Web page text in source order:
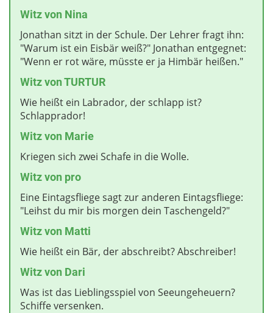
Witz von Nina
Jonathan sitzt in der Schule. Der Lehrer fragt ihn:
"Warum ist ein Eisbär weiß?" Jonathan entgegnet:
"Wenn er rot wäre, müsste er ja Himbär heißen."
Witz von TURTUR
Wie heißt ein Labrador, der schlapp ist?
Schlapprador!
Witz von Marie
Kriegen sich zwei Schafe in die Wolle.
Witzvon pro
Eine Eintagsfliege sagt zur anderen Eintagsfliege:
"Leihst du mir bis morgen dein Taschengeld?"
Witz von Matti
Wie heißt ein Bär, der abschreibt? Abschreiber!
Witz von Dari
Was ist das Lieblingsspiel von Seeungeheuern?
Schiffe versenken.